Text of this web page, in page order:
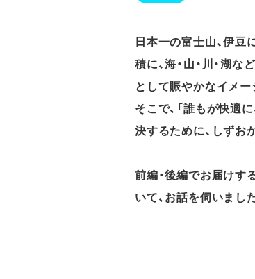
日本一の富士山、伊
積に、海・山・川・湖
として賑やかなイメー
そこで、「誰もが快適
決するために、しずお
前編・後編でお届けす
いて、お話を伺いました